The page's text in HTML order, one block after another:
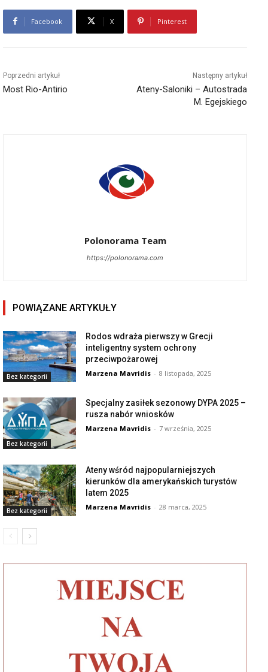
Facebook X Pinterest
Poprzedni artykuł
Most Rio-Antirio
Następny artykuł
Ateny-Saloniki – Autostrada
M. Egejskiego
Polonorama Team
https://polonorama.com
POWIĄZANE ARTYKUŁY
Bez kategorii
Rodos wdraża pierwszy w Grecji
inteligentny system ochrony
przeciwpożarowej
Marzena Mavridis - 8 listopada, 2025
Bez kategorii
Specjalny zasiłek sezonowy DYPA 2025 –
rusza nabór wniosków
Marzena Mavridis - 7 września, 2025
Bez kategorii
Ateny wśród najpopularniejszych
kierunków dla amerykańskich turystów
latem 2025
Marzena Mavridis - 28 marca, 2025